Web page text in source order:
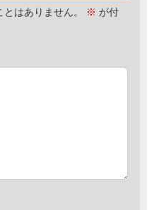
はありません。 ※ が付